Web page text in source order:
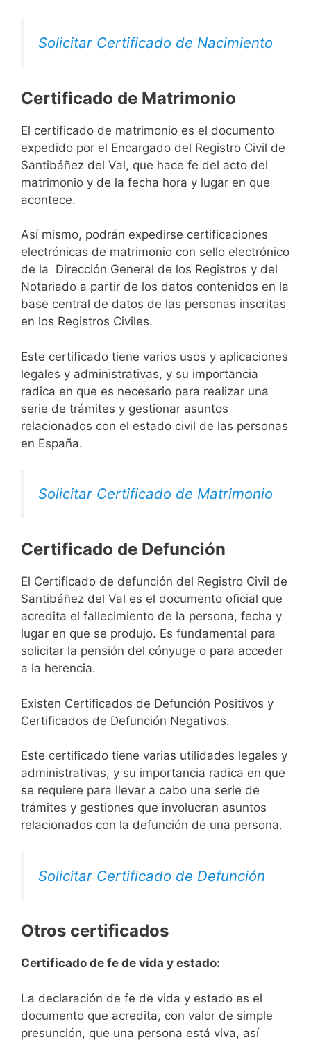
Solicitar Certificado de Nacimiento
Certificado de Matrimonio
El certificado de matrimonio es el documento
expedido por el Encargado del Registro Civil de
Santibáñez del Val, que hace fe del acto del
matrimonio y de la fecha hora y lugar en que
acontece.
Así mismo, podrán expedirse certificaciones
electrónicas de matrimonio con sello electrónico
de la Dirección General de los Registros y del
Notariado a partir de los datos contenidos en la
base central de datos de las personas inscritas
en los Registros Civiles.
Este certificado tiene varios usos y aplicaciones
legales y administrativas, y su importancia
radica en que es necesario para realizar una
serie de trámites y gestionar asuntos
relacionados con el estado civil de las personas
en España.
Solicitar Certificado de Matrimonio
Certificado de Defunción
El Certificado de defunción del Registro Civil de
Santibáñez del Val es el documento oficial que
acredita el fallecimiento de la persona, fecha y
lugar en que se produjo. Es fundamental para
solicitar la pensión del cónyuge o para acceder
a la herencia.
Existen Certificados de Defunción Positivos y
Certificados de Defunción Negativos.
Este certificado tiene varias utilidades legales y
administrativas, y su importancia radica en que
se requiere para llevar a cabo una serie de
trámites y gestiones que involucran asuntos
relacionados con la defunción de una persona.
Solicitar Certificado de Defunción
Otros certificados
Certificado de fe de vida y estado:
La declaración de fe de vida y estado es el
documento que acredita, con valor de simple
presunción, que una persona está viva, así